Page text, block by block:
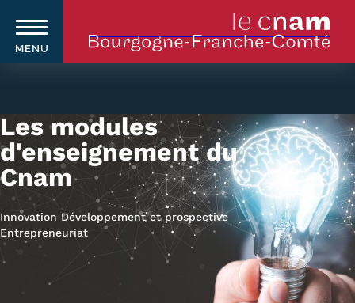
contenu
principal
MENU
Navigation
principale
Qui sommes-nous ?
Le Cnam
Le Cnam en Bourgogne Franche-
Les modules
d'enseignement du
Cnam
Innovation Développement et prospective
Entrepreneuriat